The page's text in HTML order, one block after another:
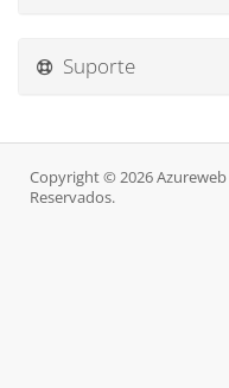
Suporte
Copyright © 2026
Reservados.